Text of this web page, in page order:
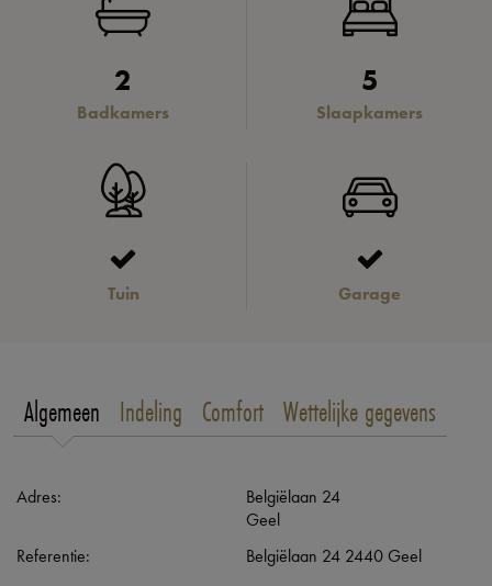
2
Badkamers
5
Slaapkamers
Tuin Garage
Algemeen Indeling Comfort Wettelijke gegevens
Adres:
Belgiëlaan 24
Geel
Referentie:
Belgiëlaan 24 2440 Geel